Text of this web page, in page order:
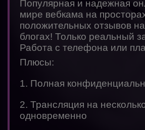
Популярная и надежная
мире вебкама на
положительных отзывов
блогах! Только реальный
Работа с телефона или
Плюсы:
1. Полная
2. Трансляция на
одновременно